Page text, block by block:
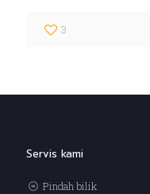
3
Servis kami
Pindah bilik